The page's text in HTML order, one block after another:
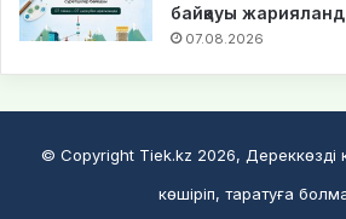
байқауы
07.08.2026
© Copyright Tiek.kz 2026, Дереккөзді
көшіріп, таратуға